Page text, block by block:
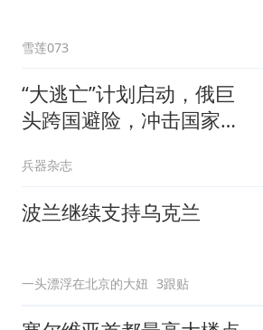
雪莲073
“大逃亡”计划启动，俄巨
头跨国避险，冲击国家经
兵器杂志
波兰继续支持乌克兰
一头漂浮在北京的大妞 3跟贴